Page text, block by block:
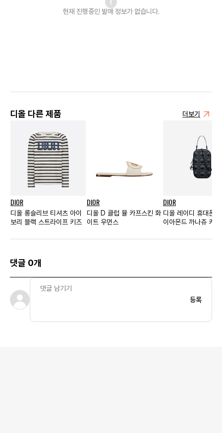
현재 진행중인 발매 정보가 없습니다.
디올 다른 제품 더보기
DIOR
디올 롱슬리브 티셔츠 아이
보리 블랙 스트라이프 키즈
DIOR
디올 D 클럽 뮬 카프스킨 화
이트 우먼스
DIOR
디올 레이디 휴대폰
이아몬드 까나쥬 카프
댓글 0개
등록